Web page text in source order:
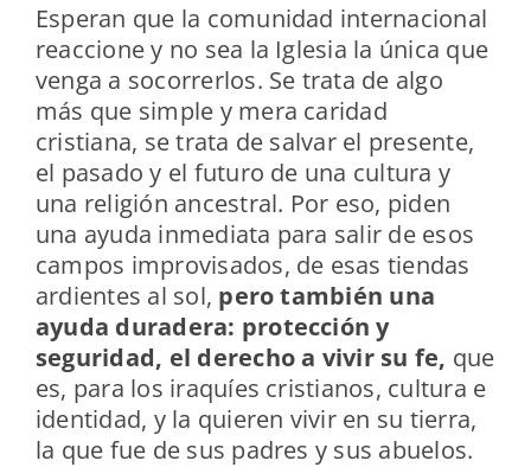
Esperan que la comunidad internacional
reaccione y no sea la Iglesia la única que
venga a socorrerlos. Se trata de algo
más que simple y mera caridad
cristiana, se trata de salvar el presente,
el pasado y el futuro de una cultura y
una religión ancestral. Por eso, piden
una ayuda inmediata para salir de esos
campos improvisados, de esas tiendas
ardientes al sol, pero también una
ayuda duradera: protección y
seguridad, el derecho a vivir su fe, que
es, para los iraquíes cristianos, cultura e
identidad, y la quieren vivir en su tierra,
la que fue de sus padres y sus abuelos.